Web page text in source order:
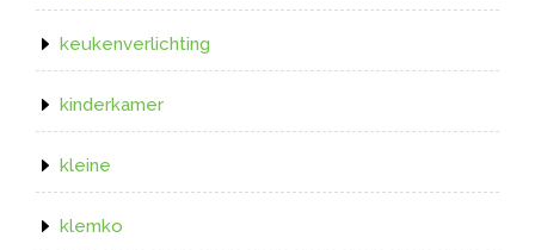
keukenverlichting
kinderkamer
kleine
klemko